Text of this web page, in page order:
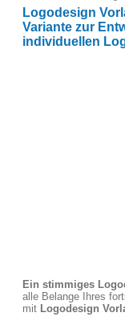
Logodesign
Variante zur
individuellen
Ein stimmiges
alle Belange Ihres
mit Logodesign